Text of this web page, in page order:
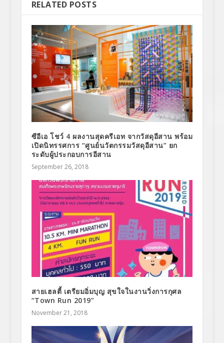
RELATED POSTS
ซีอีเอ โชว์ 4 ผลงานสุดครีเอท จากวัสดุอีสาน พร้อม
เปิดนิทรรศการ “ศูนย์นวัตกรรมวัสดุอีสาน” ยก
ระดับผู้ประกอบการอีสาน
September 26, 2018
สายเฮลตี้ เตรียมอิ่มบุญ สุขใจในงานวิ่งการกุศล
“Town Run 2019”
November 21, 2018